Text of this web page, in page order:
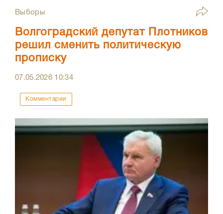
Выборы
Волгоградский депутат Плотников
решил сменить политическую
прописку
07.05.2026 10:34
Комментарии